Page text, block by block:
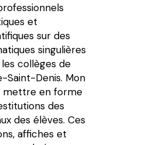
et
sur des
singulières
collèges de
Saint-Denis. Mon
mettre en forme
des
des élèves. Ces
affiches et